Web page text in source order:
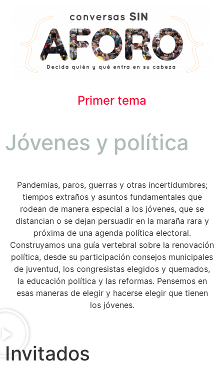
Primer tema
Jóvenes y política
Pandemias, paros, guerras y otras incertidumbres;
tiempos extraños y asuntos fundamentales que
rodean de manera especial a los jóvenes, que se
distancian o se dejan persuadir en la maraña rara y
próxima de una agenda política electoral.
Construyamos una guía vertebral sobre la renovación
política, desde su participación consejos municipales
de juventud, los congresistas elegidos y quemados,
la educación política y las reformas. Pensemos en
esas maneras de elegir y hacerse elegir que tienen
los jóvenes.
Invitados